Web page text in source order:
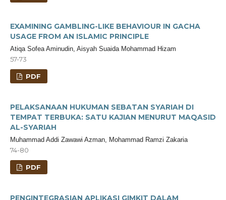
EXAMINING GAMBLING-LIKE BEHAVIOUR IN GACHA
USAGE FROM AN ISLAMIC PRINCIPLE
Atiqa Sofea Aminudin, Aisyah Suaida Mohammad Hizam
57-73
PDF
PELAKSANAAN HUKUMAN SEBATAN SYARIAH DI
TEMPAT TERBUKA: SATU KAJIAN MENURUT MAQASID
AL-SYARIAH
Muhammad Addi Zawawi Azman, Mohammad Ramzi Zakaria
74-80
PDF
PENGINTEGRASIAN APLIKASI GIMKIT DALAM